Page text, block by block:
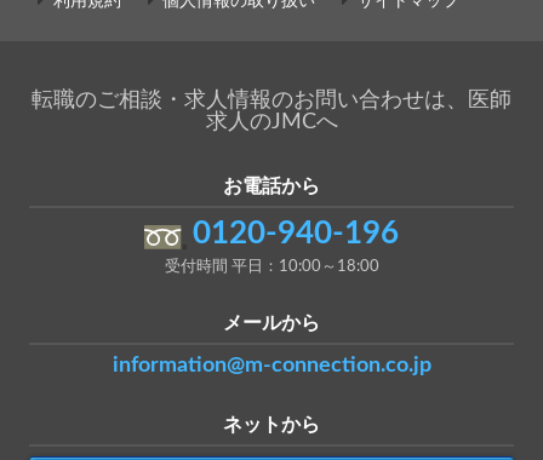
転職のご相談・求人情報のお問い合わせは、医師
求人のJMCへ
お電話から
0120-940-196
受付時間 平日：10:00～18:00
メールから
information@m-connection.co.jp
ネットから